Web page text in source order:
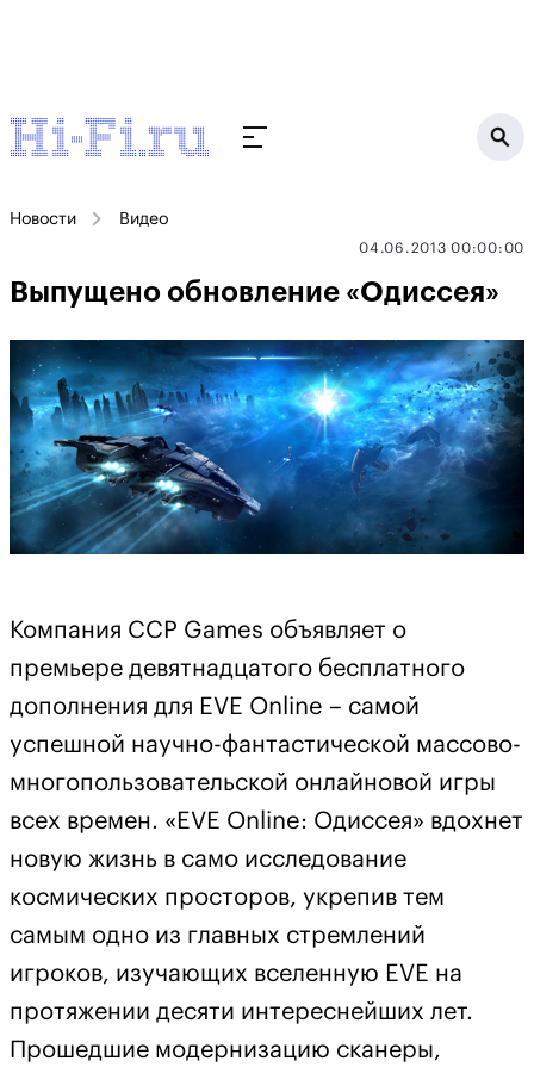
Новости Видео
04.06.2013 00:00:00
Выпущено обновление «Одиссея»
Компания CCP Games объявляет о
премьере девятнадцатого бесплатного
дополнения для EVE Online – самой
успешной научно-фантастической массово-
многопользовательской онлайновой игры
всех времен. «EVE Online: Одиссея» вдохнет
новую жизнь в само исследование
космических просторов, укрепив тем
самым одно из главных стремлений
игроков, изучающих вселенную EVE на
протяжении десяти интереснейших лет.
Прошедшие модернизацию сканеры,